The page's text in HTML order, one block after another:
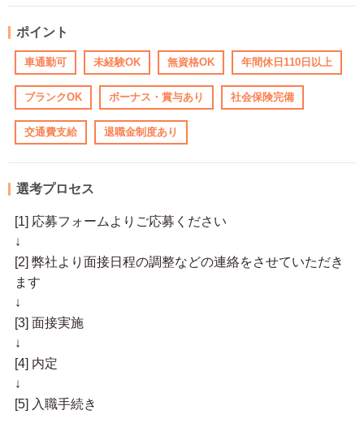
ポイント
車通勤可 未経験OK 無資格OK 年間休日110日以上
ブランクOK ボーナス・賞与あり 社会保険完備
交通費支給 退職金制度あり
選考プロセス
[1] 応募フォームよりご応募ください
↓
[2] 弊社より面接日程の調整などの連絡をさせていただき
ます
↓
[3] 面接実施
↓
[4] 内定
↓
[5] 入職手続き